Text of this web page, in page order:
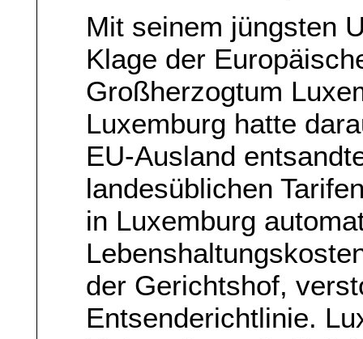
Mit seinem jüngsten
Klage der
Großherzogtum
Luxemburg hatte
EU-Ausland
landesüblichen
in Luxemburg
der Gerichtshof,
Entsenderichtlinie.